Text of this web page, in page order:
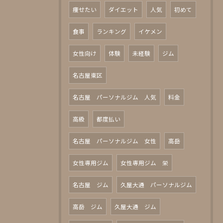
痩せたい ダイエット 人気 初めて
食事 ランキング イケメン
女性向け 体験 未経験 ジム
名古屋東区
名古屋 パーソナルジム 人気 料金
高級 都度払い
名古屋 パーソナルジム 女性 高岳
女性専用ジム 女性専用ジム 栄
名古屋 ジム 久屋大通 パーソナルジム
高岳 ジム 久屋大通 ジム